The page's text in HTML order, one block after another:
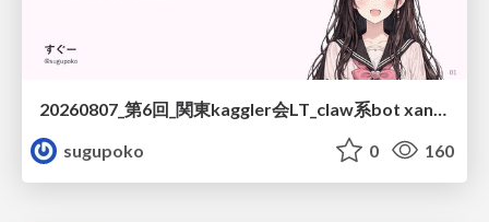
sugupoko
0 160